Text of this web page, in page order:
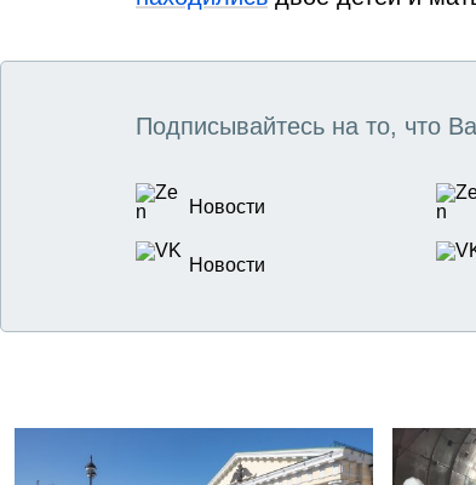
Подписывайтесь на то, что
Новости
Новости